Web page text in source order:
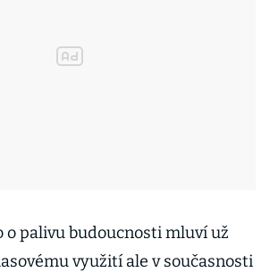
o palivu budoucnosti mluví už
využití ale v současnosti